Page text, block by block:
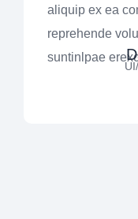
aliquip ex ea
reprehende
suntinlpae